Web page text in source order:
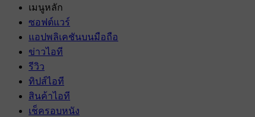
เมนูหลัก
ซอฟต์แวร์
แอปพลิเคชันบนมือถือ
ข่าวไอที
รีวิว
ทิปส์ไอที
สินค้าไอที
เช็ครอบหนัง